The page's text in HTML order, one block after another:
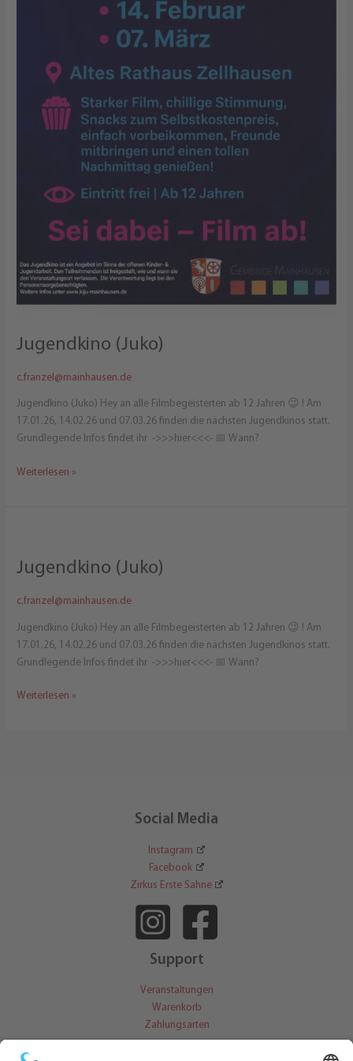
Jugendkino (Juko)
c.franzel@mainhausen.de
Jugendkino (Juko) Hey an alle Filmbegeisterten ab 12 Jahren 😉 ! Am
17.01.26, 14.02.26 und 07.03.26 finden die nächsten Jugendkinos statt.
Grundlegende Infos findet ihr ->>>hier<<<- 📅 Wann?
Jugendkino
Weiterlesen »
Jugendkino (Juko)
c.franzel@mainhausen.de
Jugendkino (Juko) Hey an alle Filmbegeisterten ab 12 Jahren 😉 ! Am
17.01.26, 14.02.26 und 07.03.26 finden die nächsten Jugendkinos statt.
Grundlegende Infos findet ihr ->>>hier<<<- 📅 Wann?
Jugendkino
Weiterlesen »
Social Media
Instagram
Facebook
Zirkus Erste Sahne
Support
Veranstaltungen
Warenkorb
Zahlungsarten